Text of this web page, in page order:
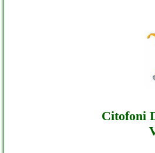
Ducatienergia -
Ducatienergia -
Citofoni